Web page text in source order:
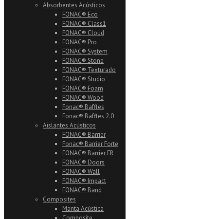
Absorbentes Acústicos
FONAC® Eco
FONAC® Class1
FONAC® Cloud
FONAC® Pro
FONAC® System
FONAC® Stone
FONAC® Texturado
FONAC® Studio
FONAC® Foam
FONAC® Wood
Fonac® Baffles
Fonac® Baffles 2.0
Aislantes Acústicos
FONAC® Barrier
Fonac® Barrier Forte
FONAC® Barrier FR
FONAC® Doors
FONAC® Wall
FONAC® Impact
FONAC® Band
Composites
Manta Acústica